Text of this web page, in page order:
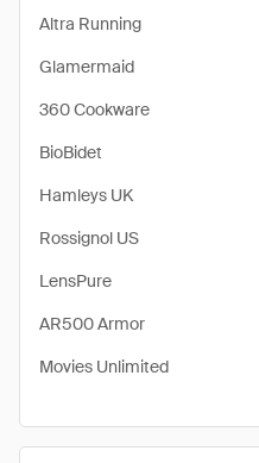
Altra Running
Glamermaid
360 Cookware
BioBidet
Hamleys UK
Rossignol US
LensPure
AR500 Armor
Movies Unlimited